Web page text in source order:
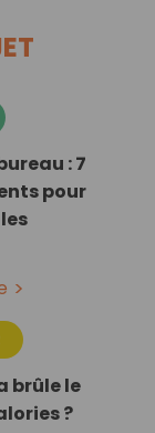
: 7
pour
brûle le
?